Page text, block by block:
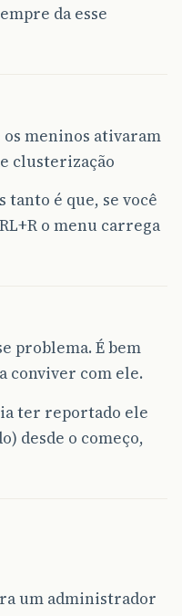
da esse
os meninos ativaram
clusterização
tanto é que, se você
o menu carrega
problema. É bem
conviver com ele.
ter reportado ele
desde o começo,
um administrador